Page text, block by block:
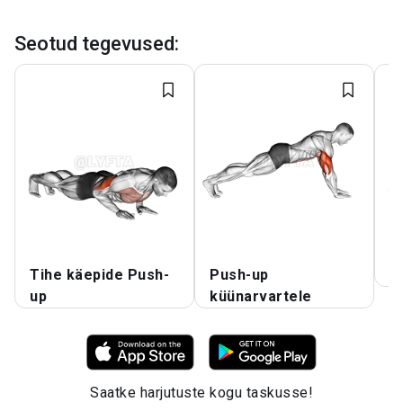
Seotud tegevused:
Tihe käepide Push-
up
Push-up
küünarvartele
Saatke harjutuste kogu taskusse!